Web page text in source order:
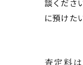
談くださ
に預けた
査定料